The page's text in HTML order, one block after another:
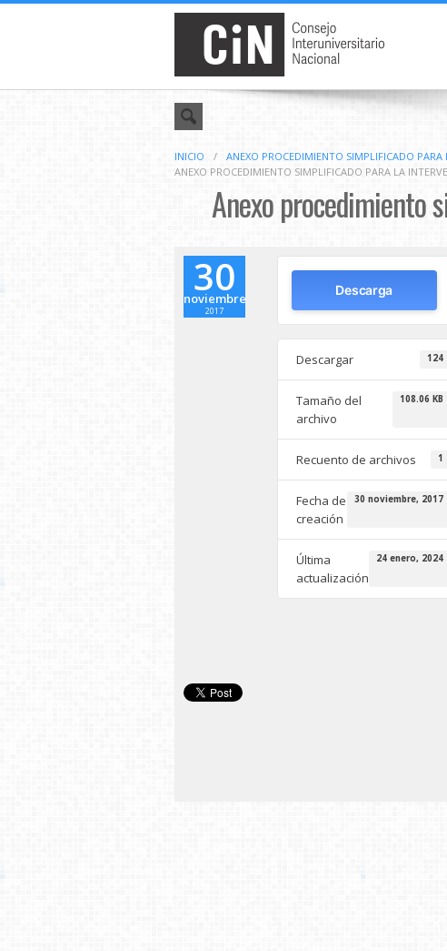
INICIO / ANEXO PROCEDIMIENTO SIMPLIFICADO
ANEXO PROCEDIMIENTO SIMPLIFICADO PARA LA
Anexo procedimiento
30
noviembre
2017
Descarga
Descargar 124
Tamaño del
archivo
108.06 KB
Recuento de archivos 1
Fecha de
creación
30 noviembre, 2017
Última
actualización
24 enero, 2024